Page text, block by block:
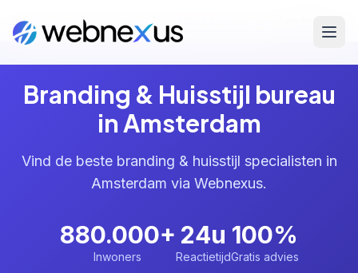
Home Diensten Branding & Huisstijl
Branding & Huisstijl bureau
in Amsterdam
Vind de beste branding & huisstijl specialisten in
Amsterdam via Webnexus.
880.000+
Inwoners
24u
Reactietijd
100%
Gratis advies